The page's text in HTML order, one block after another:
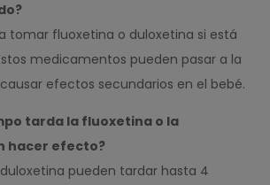
tomar fluoxetina o duloxetina si está
medicamentos pueden pasar a la
efectos secundarios en el bebé.
tarda la fluoxetina o la
hacer efecto?
pueden tardar hasta 4